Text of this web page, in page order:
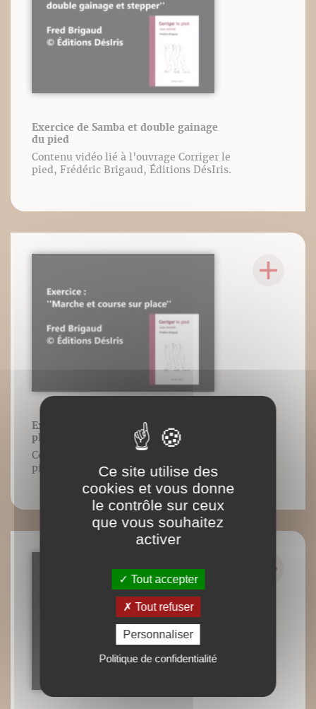
Exercice de Samba et double gainage
du pied
Contenu vidéo lié à l’ouvrage Corriger le
pied, Frédéric Brigaud, Éditions DésIris.
Exercice de marche et de course sur
place
Contenu vidéo lié à l’ouvrage Corriger le
pied, Frédéric Brigaud, Éditions DésIris.
Ce site utilise des
cookies et vous donne
le contrôle sur ceux
que vous souhaitez
activer
Tout accepter
Tout refuser
Personnaliser
Politique de confidentialité